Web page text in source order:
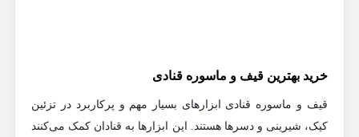
خرید بهترین قیف و ماسوره قنادی
قیف و ماسوره قنادی ابزارهای بسیار مهم و پرکاربرد در تزئین
کیک، شیرینی و دسرها هستند. این ابزارها به قنادان کمک می‌کنند